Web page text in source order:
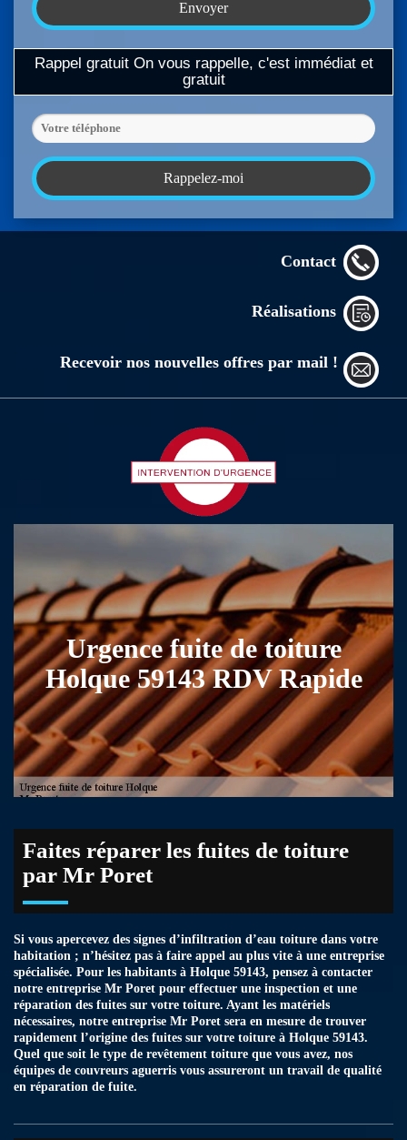
Rappel gratuit On vous rappelle, c'est immédiat et
gratuit
Contact
Réalisations
Recevoir nos nouvelles offres par mail !
Urgence fuite de toiture
Holque 59143 RDV Rapide
Faites réparer les fuites de toiture
par Mr Poret
Si vous apercevez des signes d’infiltration d’eau toiture dans votre
habitation ; n’hésitez pas à faire appel au plus vite à une entreprise
spécialisée. Pour les habitants à Holque 59143, pensez à contacter
notre entreprise Mr Poret pour effectuer une inspection et une
réparation des fuites sur votre toiture. Ayant les matériels
nécessaires, notre entreprise Mr Poret sera en mesure de trouver
rapidement l’origine des fuites sur votre toiture à Holque 59143.
Quel que soit le type de revêtement toiture que vous avez, nos
équipes de couvreurs aguerris vous assureront un travail de qualité
en réparation de fuite.